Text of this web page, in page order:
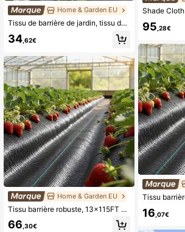
Home & Garden EU
Tissu de barrière de jardin, tissu de paysage robuste 5,8 OZ, 4ft X 100ft contrôle des mauvaises herbes pour couverture de sol de jardin, tissu géotextile tissé pour l'aménagement paysager, le jardinage, la sous-couche, noir
34 ,62€
Home & Garden EU
Tissu barrière robuste, 13x115FT 3.5oz Tissu de paysage, Tissus bloqueurs tissés, Tissus barrière de jardin, Couverture de sol de contrôle, Toile géotextile, Tapis de jardinage, Noir
66,30€
Shade Cloth
95 ,28€
16 ,07€